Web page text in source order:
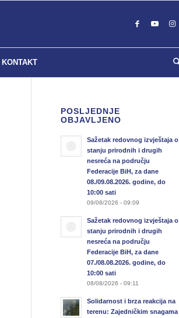
KONTAKT
POSLJEDNJE
OBJAVLJENO
Sažetak redovnog izvještaja o
stanju prirodnih i drugih
nesreća na području
Federacije BiH, za dane
08./09.08.2026. godine, do
10:00 sati
09/08/2026 - 09:09
Sažetak redovnog izvještaja o
stanju prirodnih i drugih
nesreća na području
Federacije BiH, za dane
07./08.08.2026. godine, do
10:00 sati
08/08/2026 - 09:11
Solidarnost i brza reakcija na
terenu: Zajedničkim snagama